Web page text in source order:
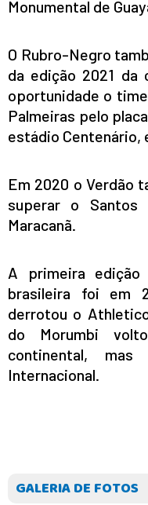
Monumental de
O Rubro-Negro
da edição 2021 da
oportunidade o
Palmeiras pelo
estádio Centenário,
Em 2020 o Verdão
superar o
Maracanã.
A primeira
brasileira foi em
derrotou o
do Morumbi
continental,
Internacional.
GALERIA DE FOTOS